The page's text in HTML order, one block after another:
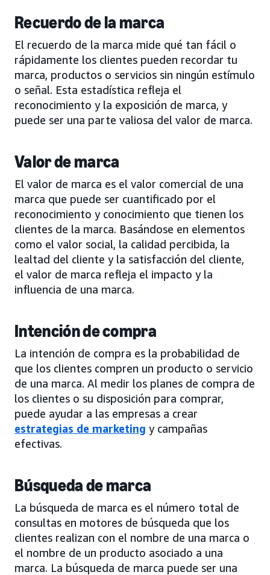
Recuerdo de la marca
El recuerdo de la marca mide qué tan fácil o
rápidamente los clientes pueden recordar tu
marca, productos o servicios sin ningún estímulo
o señal. Esta estadística refleja el
reconocimiento y la exposición de marca, y
puede ser una parte valiosa del valor de marca.
Valor de marca
El valor de marca es el valor comercial de una
marca que puede ser cuantificado por el
reconocimiento y conocimiento que tienen los
clientes de la marca. Basándose en elementos
como el valor social, la calidad percibida, la
lealtad del cliente y la satisfacción del cliente,
el valor de marca refleja el impacto y la
influencia de una marca.
Intención de compra
La intención de compra es la probabilidad de
que los clientes compren un producto o servicio
de una marca. Al medir los planes de compra de
los clientes o su disposición para comprar,
puede ayudar a las empresas a crear
estrategias de marketing y campañas
efectivas.
Búsqueda de marca
La búsqueda de marca es el número total de
consultas en motores de búsqueda que los
clientes realizan con el nombre de una marca o
el nombre de un producto asociado a una
marca. La búsqueda de marca puede ser una